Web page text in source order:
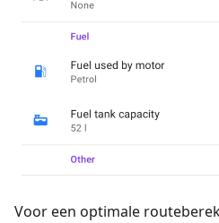
Voor een optimale